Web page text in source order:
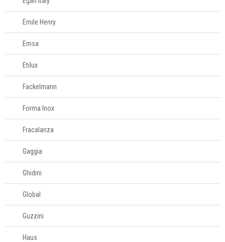
Televendas
61
996588122
Emile Henry
Emsa
Etilux
Fackelmann
Forma Inox
Fracalanza
Gaggia
Ghidini
Global
Guzzini
Haus